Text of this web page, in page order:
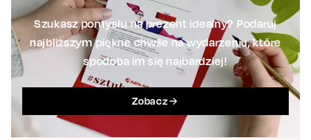
Szukasz pomysłu na prezent idealny? Podaruj
najbliższym piękne chwile na wydarzeniu, które
spodoba im się najbardziej!
Zobacz